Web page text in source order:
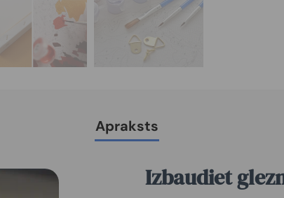
Apraksts
Izbaudiet